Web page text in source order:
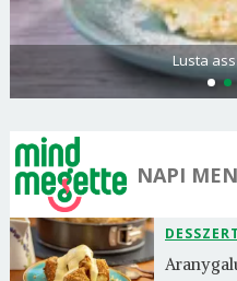
Lusta
NAPI
DESSZERT